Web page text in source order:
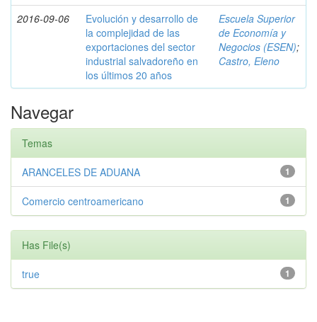
2016-09-06
Evolución y desarrollo de
la complejidad de las
exportaciones del sector
industrial salvadoreño en
los últimos 20 años
Escuela Superior
de Economía y
Negocios (ESEN);
Castro, Eleno
Navegar
Temas
1
ARANCELES DE ADUANA
1
Comercio centroamericano
Has File(s)
1
true